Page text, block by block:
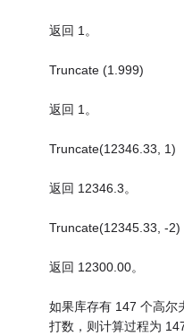
返回 1。
Truncate (1.999)
返回 1。
Truncate(12346.33, 1)
返回 12346.3。
Truncate(12345.33, -2)
返回 12300.00。
如果库存有 147 个高尔
打数，则计算过程为